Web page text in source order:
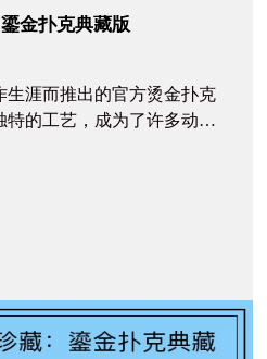
金扑克典藏版
生涯而推出的官方烫金扑克
特的工艺，成为了许多动漫